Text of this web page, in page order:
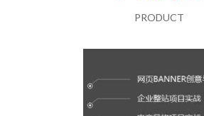
PRODUCT